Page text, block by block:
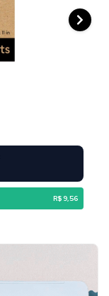
R$ 9,56